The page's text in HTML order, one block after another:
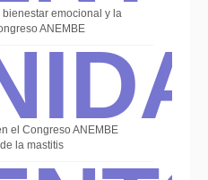
emocional y la
ANEMBE
el Congreso ANEMBE
la mastitis